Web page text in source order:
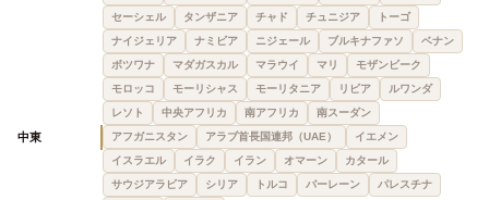
セーシェル
タンザニア チャド チュニジア
トーゴ
ナイジェリア
ナミビア ニジェール ブルキナファソ
ベナン
ボツワナ
マダガスカル マラウイ マリ
モザンビーク
モロッコ
モーリシャス モーリタニア リビア
ルワンダ
レソト
中央アフリカ 南アフリカ 南スーダン
中東 アフガニスタン アラブ首長国連邦（UAE）
イエメン
イスラエル
イラク イラン オマーン
カタール
サウジアラビア
シリア トルコ バーレーン
パレスチナ